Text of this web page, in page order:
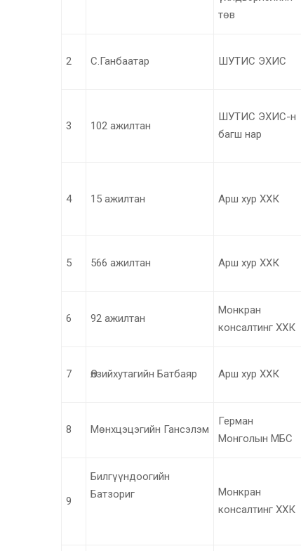
төв
2 С.Ганбаатар ШУТИС ЭХИС
3 102 ажилтан
ШУТИС ЭХИС-н
багш нар
4 15 ажилтан Арш хур ХХК
5 566 ажилтан Арш хур ХХК
6 92 ажилтан
Монкран
консалтинг ХХК
7 Өлзийхутагийн Батбаяр Арш хур ХХК
8 Мөнхцэцэгийн Гансэлэм
Герман
Монголын МБС
9
Билгүүндоогийн
Батзориг
Монкран
консалтинг ХХК